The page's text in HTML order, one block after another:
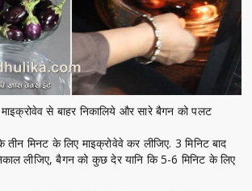
से बाहर निकालिये और सारे बैगन को पलट
मिनट के लिए माइक्रोवेवे कर लीजिए. 3 मिनिट बाद
लीजिए, बैगन को कुछ देर यानि कि 5-6 मिनिट के लिए